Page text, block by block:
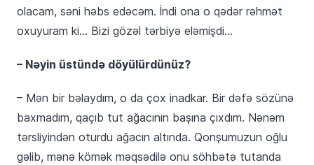
olacam, səni həbs edəcəm. İndi ona o qədər rəhmət
oxuyuram ki… Bizi gözəl tərbiyə eləmişdi…
– Nəyin üstündə döyülürdünüz?
– Mən bir bəlaydım, o da çox inadkar. Bir dəfə sözünə
baxmadım, qaçıb tut ağacının başına çıxdım. Nənəm
tərsliyindən oturdu ağacın altında. Qonşumuzun oğlu
gəlib, mənə kömək məqsədilə onu söhbətə tutanda